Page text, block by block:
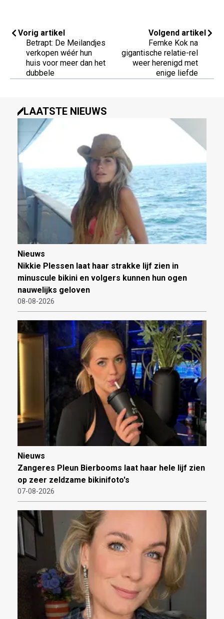
Vorig artikel
Betrapt: De Meilandjes
verkopen wéér hun
huis voor meer dan het
dubbele
Volgend artikel
Femke Kok na
gigantische relatie-rel
weer herenigd met
enige liefde
LAATSTE NIEUWS
Nieuws
Nikkie Plessen laat haar strakke lijf zien in
minuscule bikini en volgers kunnen hun ogen
nauwelijks geloven
08-08-2026
Nieuws
Zangeres Pleun Bierbooms laat haar hele lijf zien
op zeer zeldzame bikinifoto's
07-08-2026